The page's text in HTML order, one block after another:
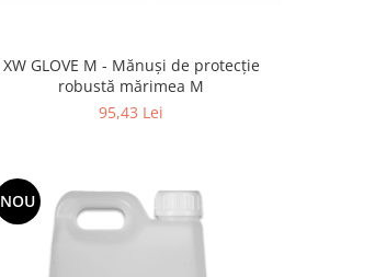
XW GLOVE M - Mănuși de protecție
robustă mărimea M
95,43 Lei
NOU